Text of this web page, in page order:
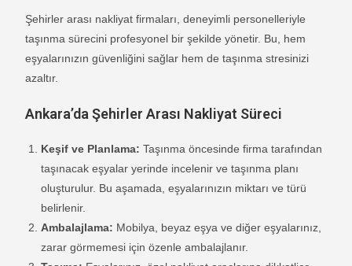
Şehirler arası nakliyat firmaları, deneyimli personelleriyle
taşınma sürecini profesyonel bir şekilde yönetir. Bu, hem
eşyalarınızın güvenliğini sağlar hem de taşınma stresinizi
azaltır.
Ankara’da Şehirler Arası Nakliyat Süreci
Keşif ve Planlama: Taşınma öncesinde firma tarafından
taşınacak eşyalar yerinde incelenir ve taşınma planı
oluşturulur. Bu aşamada, eşyalarınızın miktarı ve türü
belirlenir.
Ambalajlama: Mobilya, beyaz eşya ve diğer eşyalarınız,
zarar görmemesi için özenle ambalajlanır.